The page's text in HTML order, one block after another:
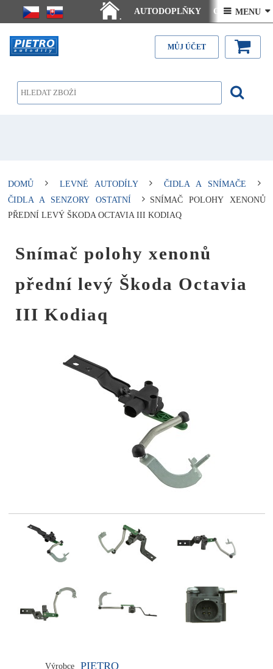
.
AUTODOPLŇKY Ceny doručení
Články - návody Kontakt
 MENU 
MŮJ ÚČET
DOMŮ LEVNÉ AUTODÍLY
ČIDLA A SNÍMAČE
ČIDLA A SENZORY OSTATNÍ
SNÍMAČ POLOHY XENONŮ
PŘEDNÍ LEVÝ ŠKODA OCTAVIA III KODIAQ
Snímač polohy xenonů
přední levý Škoda Octavia
III Kodiaq
Výrobce PIETRO